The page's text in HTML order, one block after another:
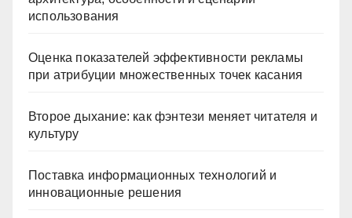
использования
Оценка показателей эффективности рекламы
при атрибуции множественных точек касания
Второе дыхание: как фэнтези меняет читателя и
культуру
Поставка информационных технологий и
инновационные решения